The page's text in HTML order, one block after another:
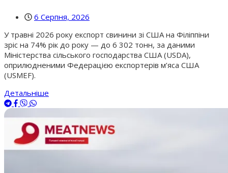
6 Серпня, 2026
У травні 2026 року експорт свинини зі США на Філіппіни
зріс на 74% рік до року — до 6 302 тонн, за даними
Міністерства сільського господарства США (USDA),
оприлюдненими Федерацією експортерів м’яса США
(USMEF).
Детальніше